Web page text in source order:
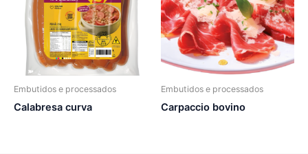
Embutidos e processados
Calabresa curva
Embutidos e processados
Carpaccio bovino